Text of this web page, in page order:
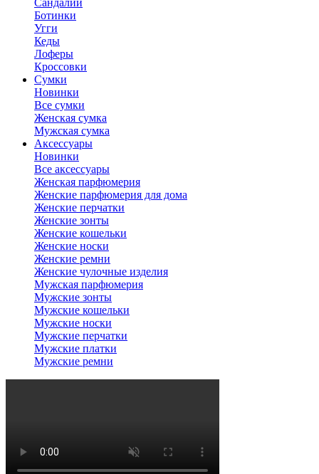
Сандалии
Ботинки
Угги
Кеды
Лоферы
Кроссовки
Сумки
Новинки
Все сумки
Женская сумка
Мужская сумка
Аксессуары
Новинки
Все аксессуары
Женская парфюмерия
Женские парфюмерия для дома
Женские перчатки
Женские зонты
Женские кошельки
Женские носки
Женские ремни
Женские чулочные изделия
Мужская парфюмерия
Мужские зонты
Мужские кошельки
Мужские носки
Мужские перчатки
Мужские платки
Мужские ремни